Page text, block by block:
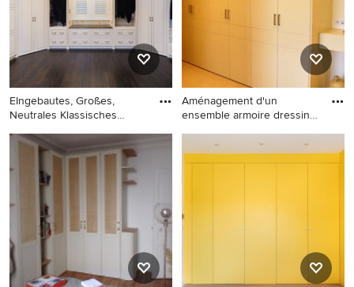
Schränken, Keramikboden
und grauem Boden in
Bordeaux
EIngebautes, Großes,
Neutrales Klassisches
EIngebautes, Großes,
Neutrales Klassisches
Ankleidezimmer mit
profilierten Schrankfronten,
weißen Schränken und
dunklem Holzboden in Tokio
Aménagement d'un
ensemble armoire dressing
EIngebautes, Geräumiges,
Neutrales Modernes
und grauem Boden in
Sonstige